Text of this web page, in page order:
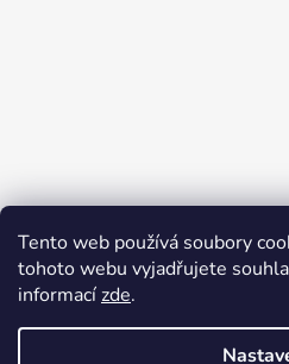
Tento web používá soubory
tohoto webu vyjadřujete
informacízde.